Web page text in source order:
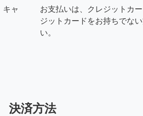
キャ
お支払いは、クレジットカ
ジットカードをお持ちでな
い。
決済方法